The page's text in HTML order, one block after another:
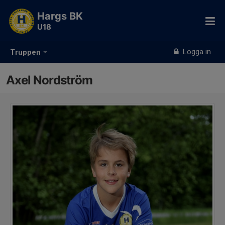
Truppen Logga in
Hargs BK
U18
Axel Nordström